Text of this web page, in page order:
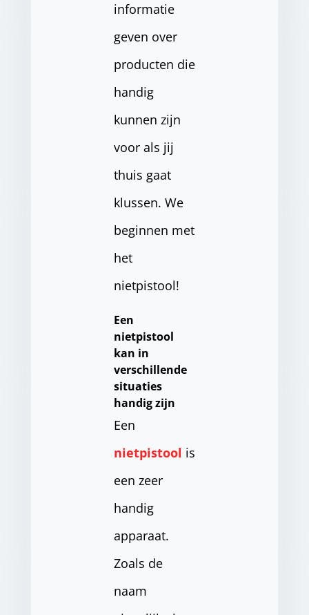
informatie
geven over
producten die
handig
kunnen zijn
voor als jij
thuis gaat
klussen. We
beginnen met
het
nietpistool!
Een
nietpistool
kan in
verschillende
situaties
handig zijn
Een
nietpistool is
een zeer
handig
apparaat.
Zoals de
naam